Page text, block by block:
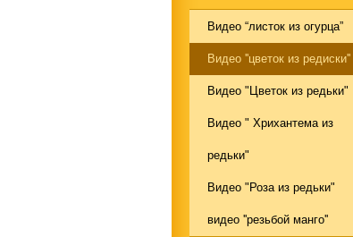
Видео “листок из огурца”
Видео ''цветок из редиски''
Видео "Цветок из редьки"
Видео " Хрихантема из
редьки"
Видео "Роза из редьки"
видео ''резьбой манго''